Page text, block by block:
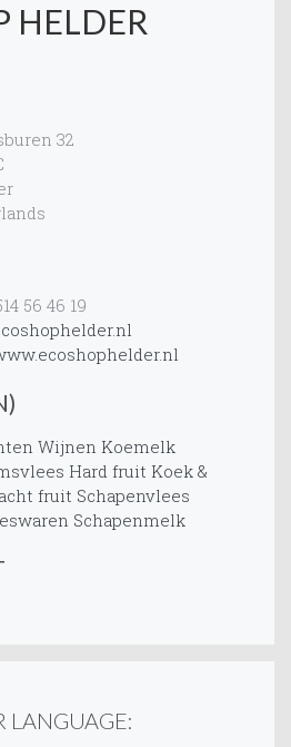
HELDER
32
56 46 19
Wijnen Koemelk
Hard fruit Koek &
fruit Schapenvlees
Schapenmelk
LANGUAGE: